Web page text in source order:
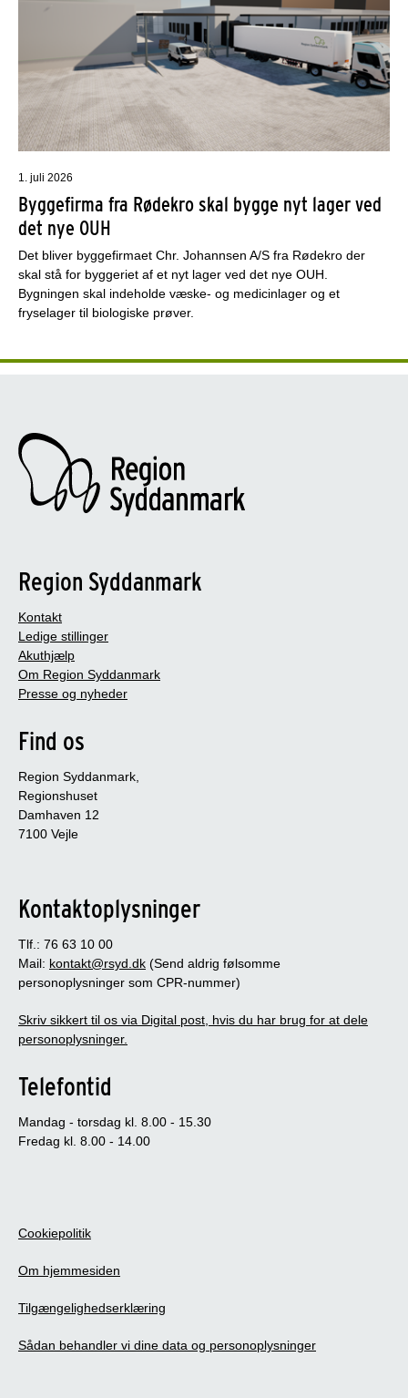
1. juli 2026
Byggefirma fra Rødekro skal bygge nyt lager ved
det nye OUH
Det bliver byggefirmaet Chr. Johannsen A/S fra Rødekro der
skal stå for byggeriet af et nyt lager ved det nye OUH.
Bygningen skal indeholde væske- og medicinlager og et
fryselager til biologiske prøver.
Region Syddanmark
Kontakt
Ledige stillinger
Akuthjælp
Om Region Syddanmark
Presse og nyheder
Find os
Region Syddanmark,
Regionshuset
Damhaven 12
7100 Vejle
Kontaktoplysninger
Tlf.: 76 63 10 00
Mail: kontakt@rsyd.dk (Send aldrig følsomme
personoplysninger som CPR-nummer)
Skriv sikkert til os via Digital post, hvis du har brug for at dele
personoplysninger.
Telefontid
Mandag - torsdag kl. 8.00 - 15.30
Fredag kl. 8.00 - 14.00
Cookiepolitik
Om hjemmesiden
Tilgængelighedserklæring
Sådan behandler vi dine data og personoplysninger